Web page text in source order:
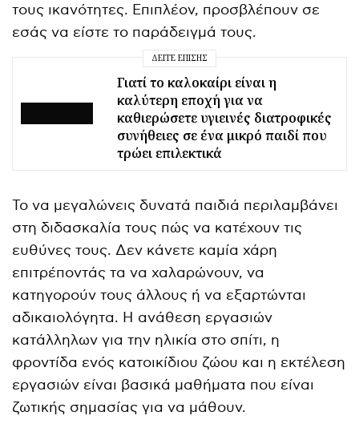
τους ικανότητες. Επιπλέον, προσβλέπουν σε
εσάς να είστε το παράδειγμά τους.
ΔΕΊΤΕ ΕΠΊΣΗΣ
Γιατί το καλοκαίρι είναι η
καλύτερη εποχή για να
καθιερώσετε υγιεινές διατροφικές
συνήθειες σε ένα μικρό παιδί που
τρώει επιλεκτικά
Το να μεγαλώνεις δυνατά παιδιά περιλαμβάνει
στη διδασκαλία τους πώς να κατέχουν τις
ευθύνες τους. Δεν κάνετε καμία χάρη
επιτρέποντάς τα να χαλαρώνουν, να
κατηγορούν τους άλλους ή να εξαρτώνται
αδικαιολόγητα. Η ανάθεση εργασιών
κατάλληλων για την ηλικία στο σπίτι, η
φροντίδα ενός κατοικίδιου ζώου και η εκτέλεση
εργασιών είναι βασικά μαθήματα που είναι
ζωτικής σημασίας για να μάθουν.